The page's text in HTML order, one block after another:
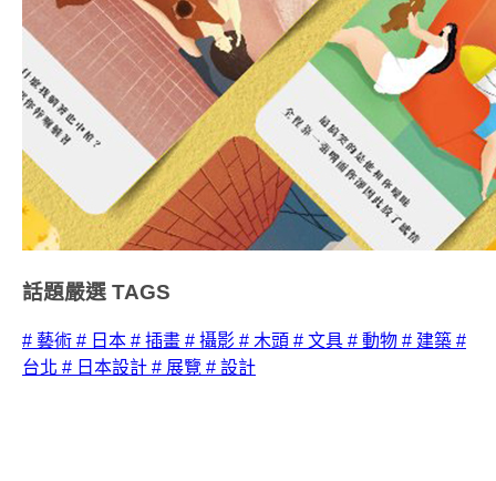
話題嚴選 TAGS
# 藝術 # 日本 # 插畫 # 攝影 # 木頭 # 文具 # 動物 # 建築 #
台北 # 日本設計 # 展覽 # 設計